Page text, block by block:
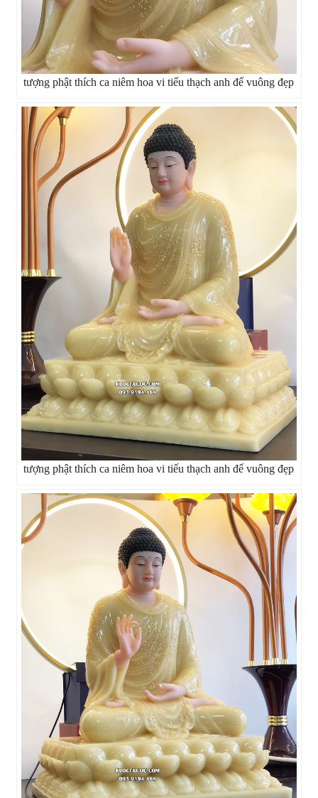
tượng phật thích ca niêm hoa vi tiếu thạch anh đế vuông đẹp
tượng phật thích ca niêm hoa vi tiếu thạch anh đế vuông đẹp